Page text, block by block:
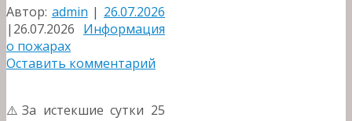
Автор: admin | 26.07.2026
| 26.07.2026 Информация
о пожарах
Оставить комментарий
⚠️За истекшие сутки 25